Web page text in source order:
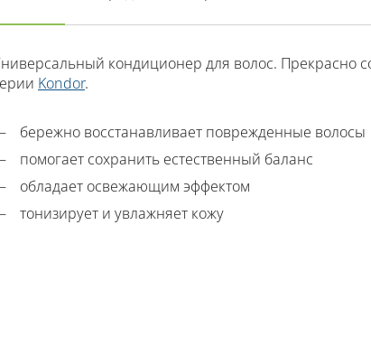
кондиционер для волос. Прекрасно
Kondor.
бережно восстанавливает поврежденные волосы
помогает сохранить естественный баланс
обладает освежающим эффектом
тонизирует и увлажняет кожу